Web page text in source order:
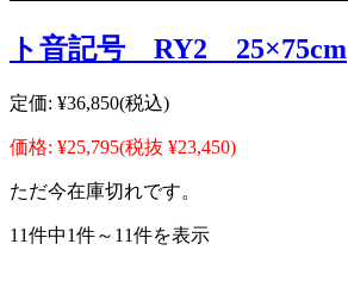
ト音記号 RY2 25×75cm
定価: ¥36,850(税込)
価格: ¥25,795(税抜 ¥23,450)
ただ今在庫切れです。
11件中1件～11件を表示